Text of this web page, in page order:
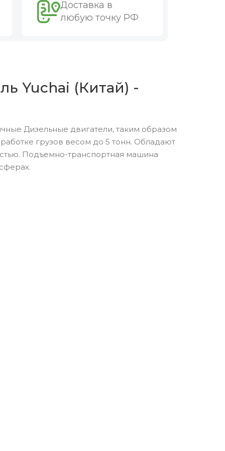
Доставка в
любую точку РФ
Yuchai (Китай) -
Дизельные двигатели, таким образом
грузов весом до 5 тонн. Обладают
Подъемно-транспортная машина